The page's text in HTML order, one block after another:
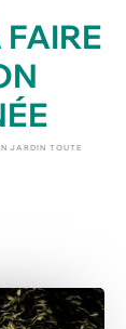
JARDIN TOUTE